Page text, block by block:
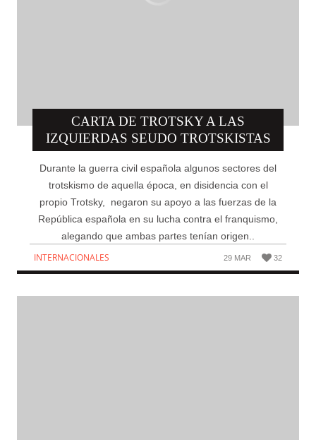
CARTA DE TROTSKY A LAS
IZQUIERDAS SEUDO TROTSKISTAS
Durante la guerra civil española algunos sectores del
trotskismo de aquella época, en disidencia con el
propio Trotsky, negaron su apoyo a las fuerzas de la
República española en su lucha contra el franquismo,
alegando que ambas partes tenían origen..
INTERNACIONALES 29 MAR 32